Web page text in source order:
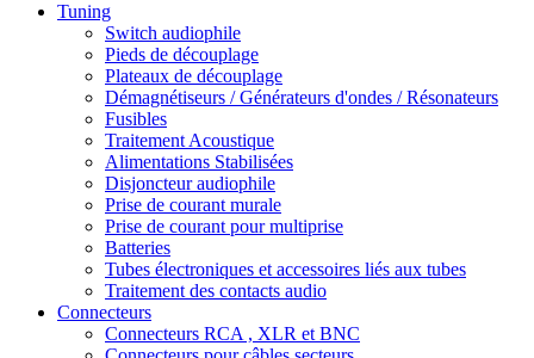
Tuning
Switch audiophile
Pieds de découplage
Plateaux de découplage
Démagnétiseurs / Générateurs d'ondes / Résonateurs
Fusibles
Traitement Acoustique
Alimentations Stabilisées
Disjoncteur audiophile
Prise de courant murale
Prise de courant pour multiprise
Batteries
Tubes électroniques et accessoires liés aux tubes
Traitement des contacts audio
Connecteurs
Connecteurs RCA , XLR et BNC